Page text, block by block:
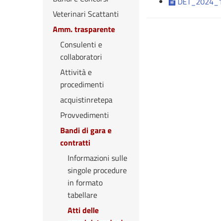
Veterinari Scattanti
Amm. trasparente
Consulenti e
collaboratori
Attività e
procedimenti
acquistinretepa
Provvedimenti
Bandi di gara e
contratti
Informazioni sulle
singole procedure
in formato
tabellare
Atti delle